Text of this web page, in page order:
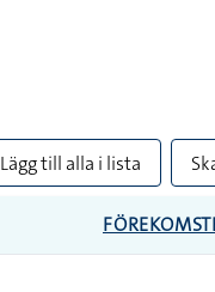
Lägg till alla i lista